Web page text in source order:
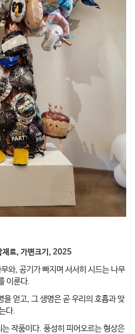
재료, 가변크기, 2025
와, 공기가 빠지며 서서히 시드는 나무
이룬다.
얻고, 그 생명은 곧 우리의 호흡과 맞
다.
작품이다. 풍성히 피어오르는 형상은